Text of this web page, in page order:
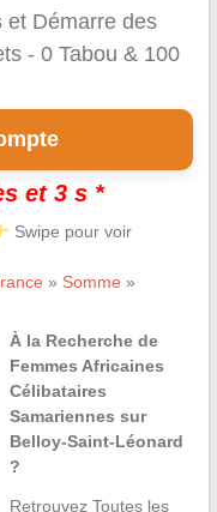
et Démarre des
- 0 Tabou & 100
et 3 s *
Swipe pour voir
» Somme »
À la Recherche de
Femmes Africaines
Célibataires
Samariennes sur
Belloy-Saint-Léonard
?
Retrouvez Toutes les